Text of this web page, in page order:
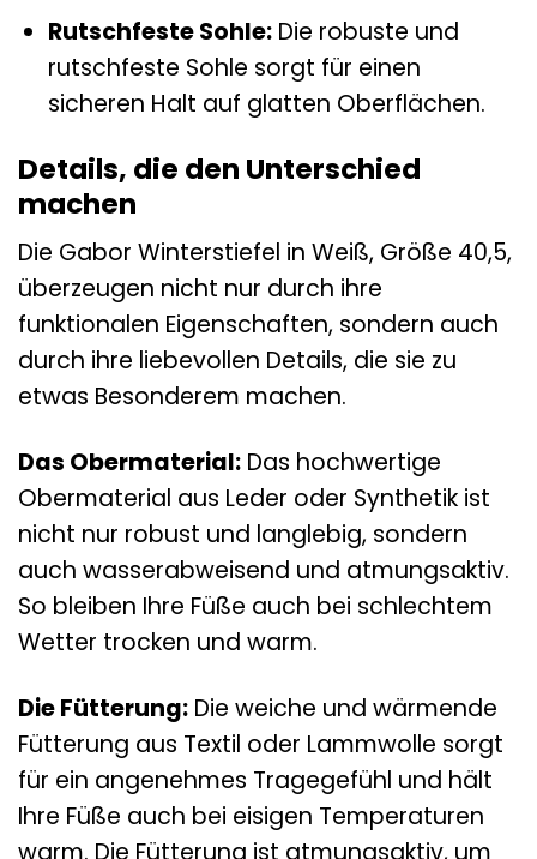
Rutschfeste Sohle:Die robuste und
rutschfeste Sohle sorgt für einen
sicheren Halt auf glatten Oberflächen.
Details, die den Unterschied
machen
Die Gabor Winterstiefel in Weiß, Größe 40,5,
überzeugen nicht nur durch ihre
funktionalen Eigenschaften, sondern auch
durch ihre liebevollen Details, die sie zu
etwas Besonderem machen.
Das Obermaterial: Das hochwertige
Obermaterial aus Leder oder Synthetik ist
nicht nur robust und langlebig, sondern
auch wasserabweisend und atmungsaktiv.
So bleiben Ihre Füße auch bei schlechtem
Wetter trocken und warm.
Die Fütterung: Die weiche und wärmende
Fütterung aus Textil oder Lammwolle sorgt
für ein angenehmes Tragegefühl und hält
Ihre Füße auch bei eisigen Temperaturen
warm. Die Fütterung ist atmungsaktiv, um